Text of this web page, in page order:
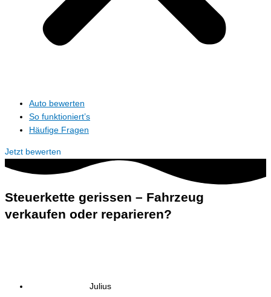
Auto bewerten
So funktioniert’s
Häufige Fragen
Jetzt bewerten
Steuerkette gerissen – Fahrzeug
verkaufen oder reparieren?
Julius